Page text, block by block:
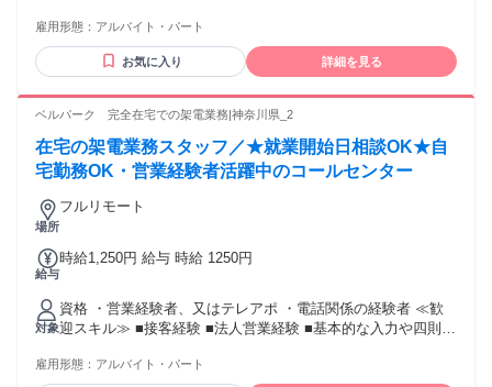
雇用形態： アルバイト・パート
お気に入り 詳細を見る
ベルパーク 完全在宅での架電業務|神奈川県_2
在宅の架電業務スタッフ／★就業開始日相談OK★自
宅勤務OK・営業経験者活躍中のコールセンター
場所
フルリモート
給与
時給1,250円 給与 時給 1250円
対象
資格 ・営業経験者、又はテレアポ ・電話関係の経験者 ≪歓
迎スキル≫ ■接客経験 ■法人営業経験 ■基本的な入力や四則計
雇用形態： アルバイト・パート